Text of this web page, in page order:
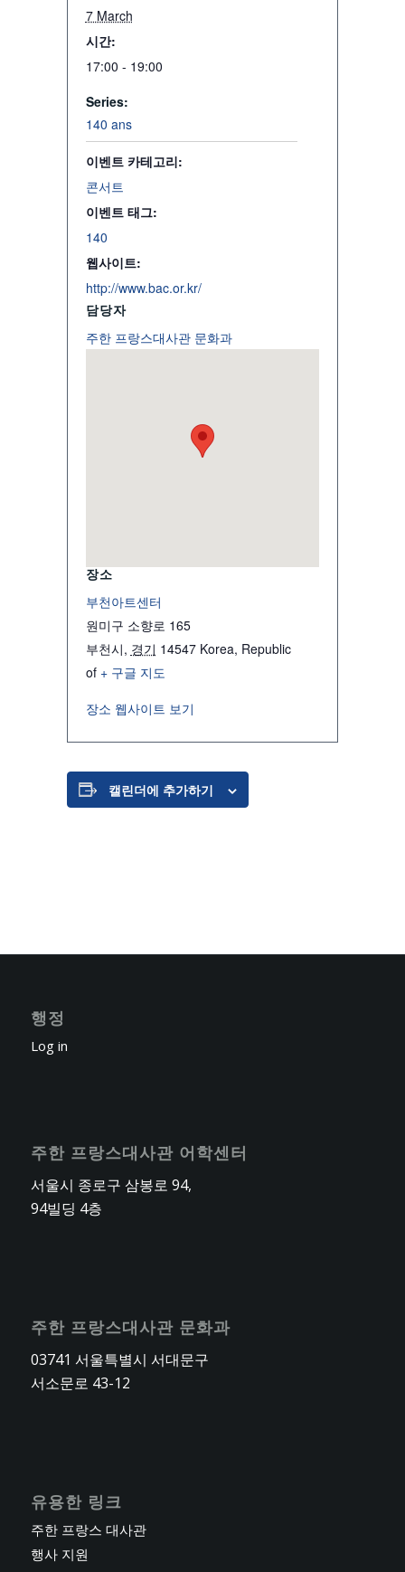
7 March
시간:
17:00 - 19:00
Series:
140 ans
이벤트 카테고리:
콘서트
이벤트 태그:
140
웹사이트:
http://www.bac.or.kr/
담당자
주한 프랑스대사관 문화과
장소
부천아트센터
원미구 소향로 165
부천시, 경기 14547 Korea, Republic
of + 구글 지도
장소 웹사이트 보기
캘린더에 추가하기
행정
Log in
주한 프랑스대사관 어학센터
서울시 종로구 삼봉로 94,
94빌딩 4층
주한 프랑스대사관 문화과
03741 서울특별시 서대문구
서소문로 43-12
유용한 링크
주한 프랑스 대사관
행사 지원